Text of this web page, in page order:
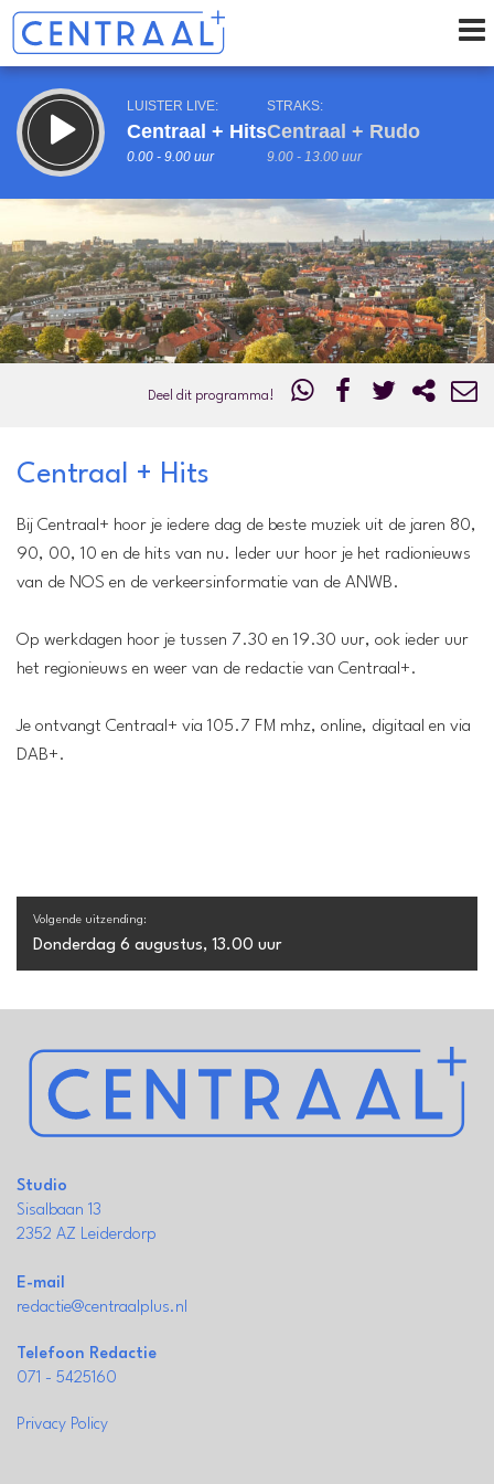
LUISTER LIVE:
Centraal + Hits
0.00 - 9.00 uur
STRAKS:
Centraal + Rudo
9.00 - 13.00 uur
Vorig uur uur 1 van 0 Volgend uur
Inklappen
Deel dit programma!
Centraal + Hits
Bij Centraal+ hoor je iedere dag de beste muziek uit de jaren 80,
90, 00, 10 en de hits van nu. Ieder uur hoor je het radionieuws
van de NOS en de verkeersinformatie van de ANWB.
Op werkdagen hoor je tussen 7.30 en 19.30 uur, ook ieder uur
het regionieuws en weer van de redactie van Centraal+.
Je ontvangt Centraal+ via 105.7 FM mhz, online, digitaal en via
DAB+.
Volgende uitzending:
Donderdag 6 augustus, 13.00 uur
Studio
Sisalbaan 13
2352 AZ Leiderdorp
E-mail
redactie@centraalplus.nl
Telefoon Redactie
071 - 5425160
Privacy Policy